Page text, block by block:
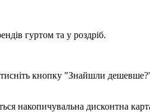
гуртом та у роздріб.
кнопку "Знайшли
накопичувальна дисконтна